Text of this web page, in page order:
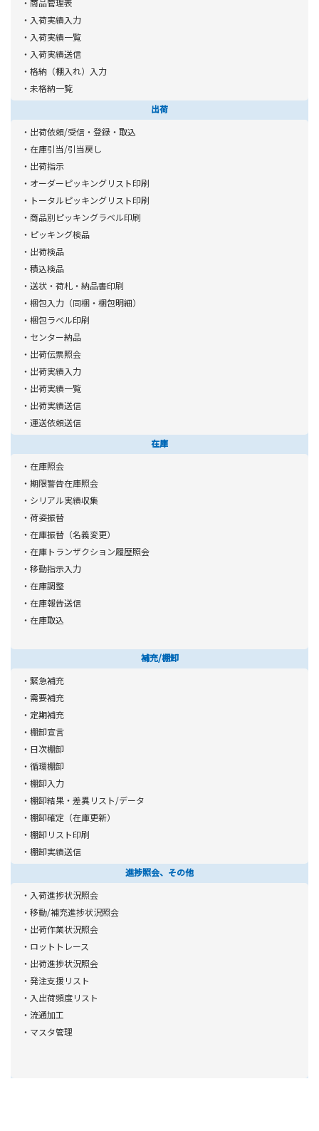
ーション移動）することで、ピッキング作業の効率が高まります。
・豊富なピッキングバリエーション（オーダーピッキング、マル
チオーダーピッキング、ラベルピッキング、トータルピッキング）
から、業務の運用形態に合った方法が選択でき、さらに効率を高
められます。
・作業の標準化によりパート、アルバイトの早期戦力化ができま
す。
時間を短縮します。保管料や運賃の適正化に貢献します。
IoTの詳細を見る
システムの柔軟性
クラウドサービスは将来のOSや環境にも対応します。
帳票のペーパーレス化
タブレットで入荷リスト、ピッキングリスト、棚卸リストを表示
できるため、ペーパーレスを実現します。
グローバル対応
日本語、英語表示で利用できます。
豊富なEDIサービス連携
汎用的な通信手順を実装するEDIサービスを利用し、他システムと
連携できます。
先進物流ソリューションとの連携
・キーエンス製、Point Mobile Japan製などの様々なハンディタ
ーミナルから選べます。RFIDや二次元バーコードの読取、OCR機
能があるハンディターミナルも選べます。
・また、ピッキングカートシステムと連携し、ペーパーレスかつ
リアルタイムなピッキング・検品作業ができます。この他、ポケ
ットプリンタやスマートデバイス、ソーター、自動倉庫などの
様々なマテハン機器と連携できます。
・入荷実績入力
・入荷実績一覧
・入荷実績送信
・格納（棚入れ）入力
・未格納一覧
出荷
・出荷依頼/受信・登録・取込
・在庫引当/引当戻し
・出荷指示
・オーダーピッキングリスト印刷
・トータルピッキングリスト印刷
・商品別ピッキングラベル印刷
・ピッキング検品
・出荷検品
・積込検品
・送状・荷札・納品書印刷
・梱包入力（同梱・梱包明細）
・梱包ラベル印刷
・センター納品
・出荷伝票照会
・出荷実績入力
・出荷実績一覧
・出荷実績送信
・運送依頼送信
在庫
・在庫照会
・期限警告在庫照会
・シリアル実績収集
・荷姿振替
・在庫振替（名義変更）
・在庫トランザクション履歴照会
・移動指示入力
・在庫調整
・在庫報告送信
・在庫取込
補充/棚卸
・緊急補充
・需要補充
・定期補充
・棚卸宣言
・日次棚卸
・循環棚卸
・棚卸入力
・棚卸結果・差異リスト/データ
・棚卸確定（在庫更新）
・棚卸リスト印刷
・棚卸実績送信
進捗照会、その他
・入荷進捗状況照会
・移動/補充進捗状況照会
・出荷作業状況照会
・ロットトレース
・出荷進捗状況照会
・発注支援リスト
・入出荷頻度リスト
・流通加工
・マスタ管理